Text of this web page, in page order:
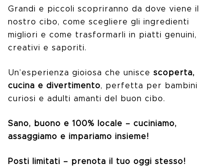
Grandi e piccoli scopriranno da dove viene il
nostro cibo, come scegliere gli ingredienti
migliori e come trasformarli in piatti genuini,
creativi e saporiti.
Un’esperienza gioiosa che unisce scoperta,
cucina e divertimento, perfetta per bambini
curiosi e adulti amanti del buon cibo.
Sano, buono e 100% locale – cuciniamo,
assaggiamo e impariamo insieme!
Posti limitati – prenota il tuo oggi stesso!